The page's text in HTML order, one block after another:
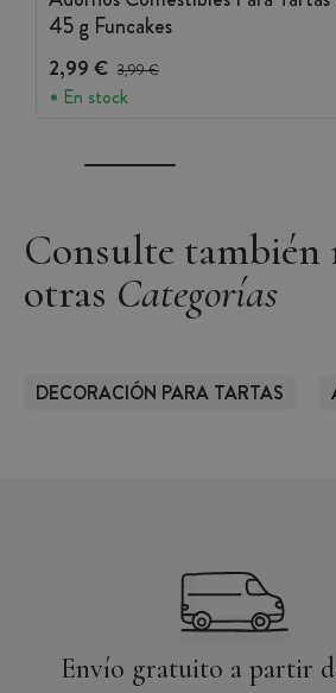
45 g Funcakes
2,99 € Precio antes del descuento
3,99 €
En stock
Consulte también
otras Categorías
DECORACIÓN PARA TARTAS
Envío gratuito a partir